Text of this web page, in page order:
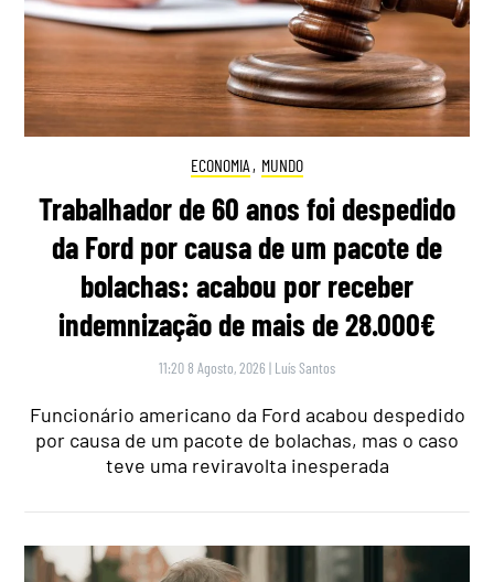
ECONOMIA , MUNDO
Trabalhador de 60 anos foi despedido
da Ford por causa de um pacote de
bolachas: acabou por receber
indemnização de mais de 28.000€
11:20 8 Agosto, 2026 | Luís Santos
Funcionário americano da Ford acabou despedido
por causa de um pacote de bolachas, mas o caso
teve uma reviravolta inesperada